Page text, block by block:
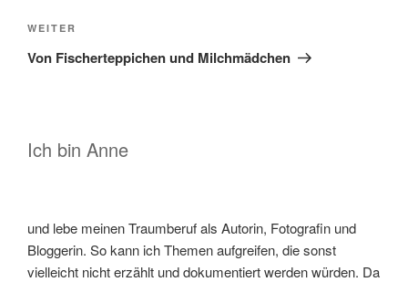
Nächster
Beitrag
WEITER
Von Fischerteppichen und Milchmädchen
Ich bin Anne
und lebe meinen Traumberuf als Autorin, Fotografin und
Bloggerin. So kann ich Themen aufgreifen, die sonst
vielleicht nicht erzählt und dokumentiert werden würden. Da